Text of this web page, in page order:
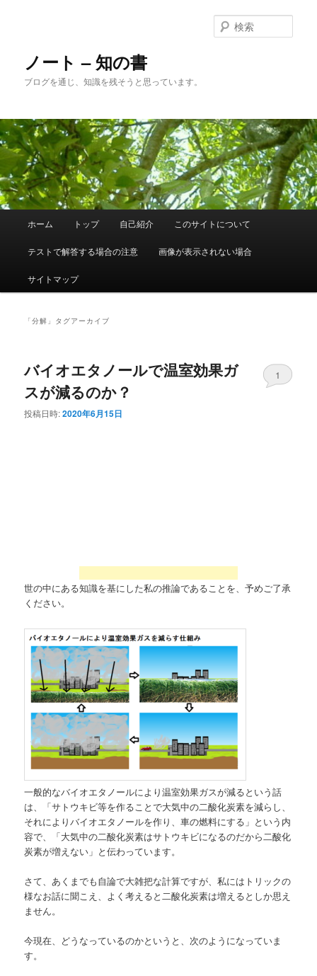
へ
移
移
動
ノート – 知の書
ブログを通じ、知識を残そうと思っています。
索
ュ
ホーム トップ 自己紹介 このサイトについて
テストで解答する場合の注意 画像が表示されない場合
サイトマップ
「分解 」タグアーカイブ
バイオエタノールで温室効果ガ
スが減るのか？
投稿日時:2020年6月15日
1
世の中にある知識を基にした私の推論であることを、予めご了承
ください。
一般的なバイオエタノールにより温室効果ガスが減るという話
は、「サトウキビ等を作ることで大気中の二酸化炭素を減らし、
それによりバイオエタノールを作り、車の燃料にする」という内
容で、「大気中の二酸化炭素はサトウキビになるのだから二酸化
炭素が増えない」と伝わっています。
さて、あくまでも自論で大雑把な計算ですが、私にはトリックの
様なお話に聞こえ、よく考えると二酸化炭素は増えるとしか思え
ません。
今現在、どうなっているのかというと、次のようになっていま
す。